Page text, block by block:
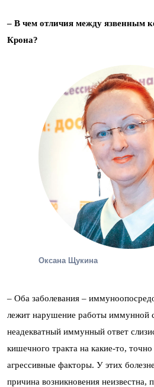
– В чем отличия между язвенным
Крона?
Оксана Щукина
– Оба заболевания –
лежит нарушение работы иммунной
неадекватный иммунный ответ
кишечного тракта на какие-то, точно
агрессивные факторы. У этих
причина возникновения неизвестна,